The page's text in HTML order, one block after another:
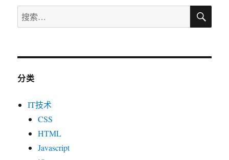
分类
HTML
Phpcms
技术分享
设计相关
兴趣